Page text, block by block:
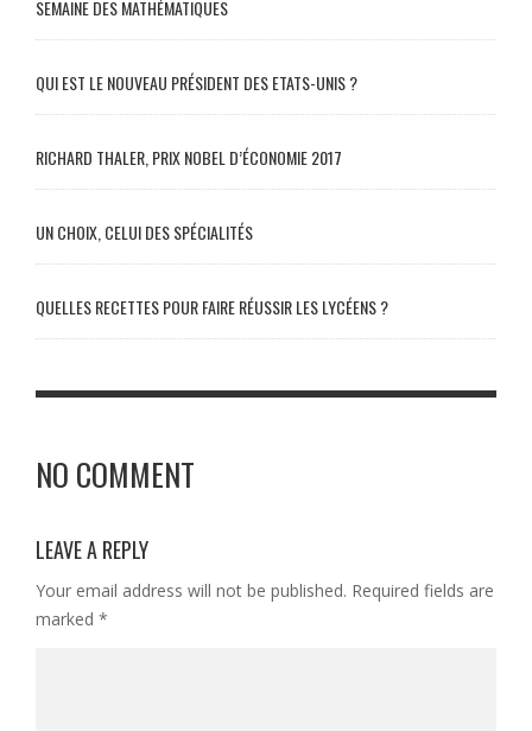
SEMAINE DES MATHÉMATIQUES
QUI EST LE NOUVEAU PRÉSIDENT DES ETATS-UNIS ?
RICHARD THALER, PRIX NOBEL D’ÉCONOMIE 2017
UN CHOIX, CELUI DES SPÉCIALITÉS
QUELLES RECETTES POUR FAIRE RÉUSSIR LES LYCÉENS ?
NO COMMENT
LEAVE A REPLY
Your email address will not be published. Required fields are
marked *